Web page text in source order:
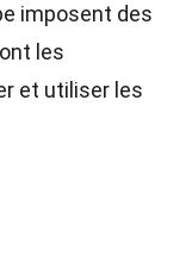
imposent des
les
et utiliser les